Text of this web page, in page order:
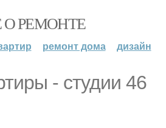
О РЕМОНТЕ
ремонт дома дизайн
- студии 46